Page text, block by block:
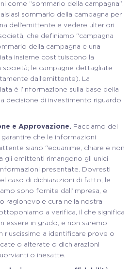
come “sommario della campagna”.
sommario della campagna per
dell’emittente e vedere ulteriori
che definiamo “campagna
della campagna e una
insieme costituiscono la
società; le campagne dettagliate
dall’emittente). La
è l’informazione sulla base della
decisione di investimento riguardo
e Approvazione. Facciamo del
che le informazioni
siano “equanime, chiare e non
gli emittenti rimangono gli unici
presentate. Dovresti
caso di dichiarazioni di fatto, le
sono fornite dall’impresa, e
ragionevole cura nella nostra
a verifica, il che significa
essere in grado, e non saremo
riuscissimo a identificare prove o
o alterate o dichiarazioni
o inesatte.